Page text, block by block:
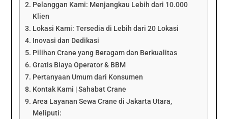
Pelanggan Kami: Menjangkau Lebih dari 10.000
Klien
Lokasi Kami: Tersedia di Lebih dari 20 Lokasi
Inovasi dan Dedikasi
Pilihan Crane yang Beragam dan Berkualitas
Gratis Biaya Operator & BBM
Pertanyaan Umum dari Konsumen
Kontak Kami | Sahabat Crane
Area Layanan Sewa Crane di Jakarta Utara,
Meliputi: